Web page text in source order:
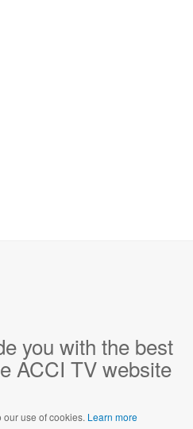
you with the best
ACCI TV website
use of cookies. Learn more